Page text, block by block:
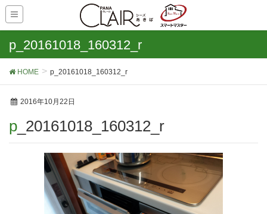
p_20161018_160312_r
HOME p_20161018_160312_r
2016年10月22日
p_20161018_160312_r